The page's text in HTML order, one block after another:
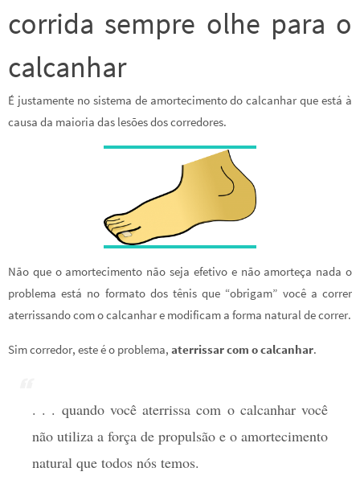
corrida sempre olhe para o
calcanhar
É justamente no sistema de amortecimento do calcanhar que está à
causa da maioria das lesões dos corredores.
Não que o amortecimento não seja efetivo e não amorteça nada o
problema está no formato dos tênis que “obrigam” você a correr
aterrissando com o calcanhar e modificam a forma natural de correr.
Sim corredor, este é o problema, aterrissar com o calcanhar.
. . . quando você aterrissa com o calcanhar você
não utiliza a força de propulsão e o amortecimento
natural que todos nós temos.